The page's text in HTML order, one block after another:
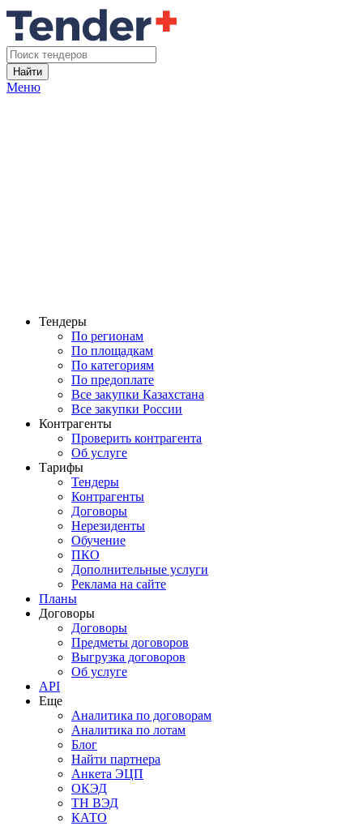
Найти
Меню
Тендеры
По регионам
По площадкам
По категориям
По предоплате
Все закупки Казахстана
Все закупки России
Контрагенты
Проверить контрагента
Об услуге
Тарифы
Тендеры
Контрагенты
Договоры
Нерезиденты
Обучение
ПКО
Дополнительные услуги
Реклама на сайте
Планы
Договоры
Договоры
Предметы договоров
Выгрузка договоров
Об услуге
API
Еще
Аналитика по договорам
Аналитика по лотам
Блог
Найти партнера
Анкета ЭЦП
ОКЭД
ТН ВЭД
КАТО